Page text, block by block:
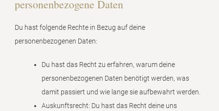
personenbezogene Daten
Du hast folgende Rechte in Bezug auf deine
personenbezogenen Daten:
Du hast das Recht zu erfahren, warum deine
personenbezogenen Daten benötigt werden, was
damit passiert und wie lange sie aufbewahrt werden.
Auskunftsrecht: Du hast das Recht deine uns